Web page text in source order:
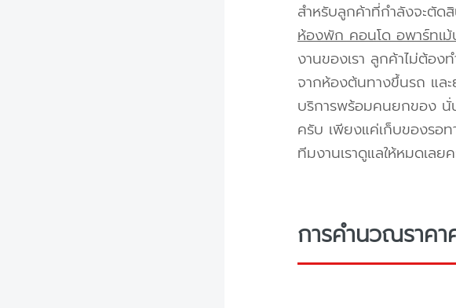
สำหรับลูกค้าที่กำลังจะตัด
ห้องพัก คอนโด อพาร์ทเ
งานของเรา ลูกค้าไม่ต้อง
จากห้องต้นทางขึ้นรถ แล
บริการพร้อมคนยกของ นั่
ครับ เพียงแค่เก็บของรอท
ทีมงานเราดูแลให้หมดเลย
การคำนวณราค